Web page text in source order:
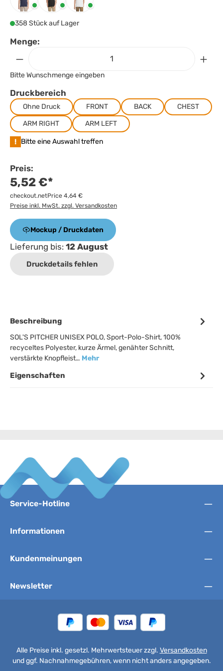
Royal BlueSchwarzWhite
358 Stück auf Lager
Menge:
Bitte Wunschmenge eingeben
Druckbereich
Ohne Druck FRONT BACK
CHEST
ARM RIGHT
ARM LEFT
! Bitte eine Auswahl treffen
Preis:
5,52 €*
checkout.netPrice 4,64 €
Preise inkl. MwSt. zzgl. Versandkosten
Mockup / Druckdaten
Lieferung bis: 12 August
Druckdetails fehlen
Beschreibung
SOL'S PITCHER UNISEX POLO, Sport-Polo-Shirt, 100%
recyceltes Polyester, kurze Ärmel, genähter Schnitt,
verstärkte Knopfleist… Mehr
Eigenschaften
Service-Hotline
Informationen
Kundenmeinungen
Newsletter
Alle Preise inkl. gesetzl. Mehrwertsteuer zzgl. Versandkosten
und ggf. Nachnahmegebühren, wenn nicht anders angegeben.